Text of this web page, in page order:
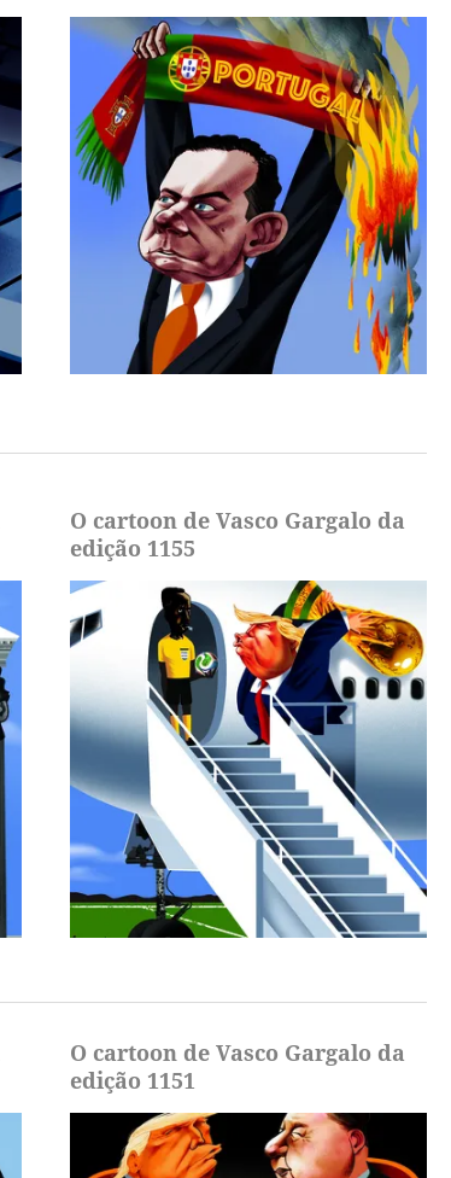
O cartoon de Vasco Gargalo da
edição 1155
O cartoon de Vasco Gargalo da
edição 1151